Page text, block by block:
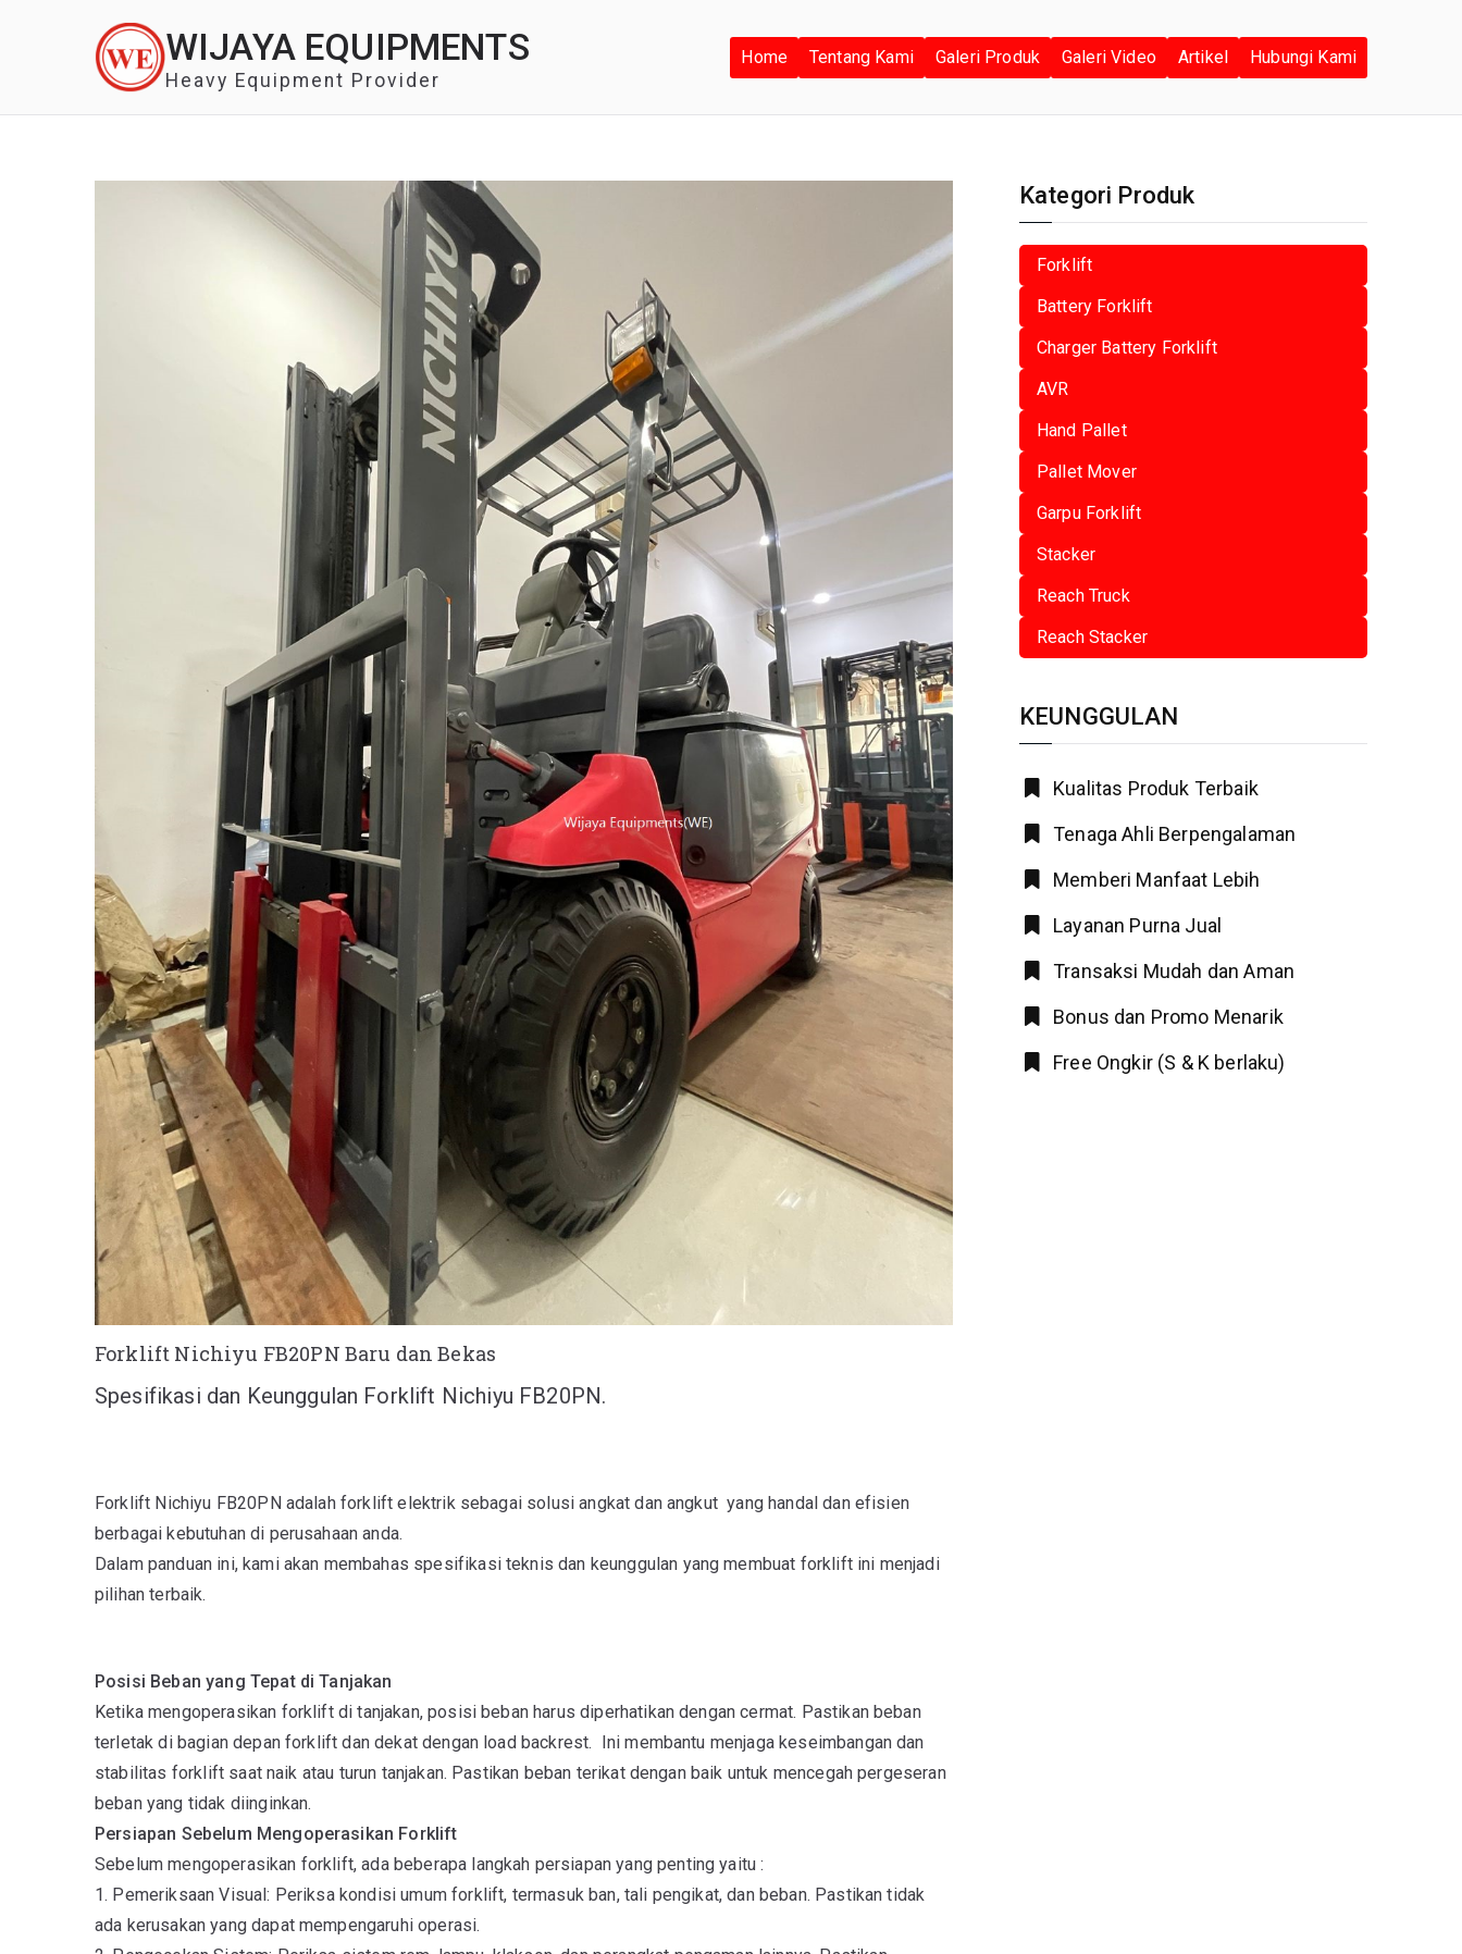
WIJAYA EQUIPMENTS
Heavy Equipment Provider
Home Tentang Kami Galeri Produk Galeri Video Artikel Hubungi Kami
Forklift Nichiyu FB20PN Baru dan Bekas
Spesifikasi dan Keunggulan Forklift Nichiyu FB20PN.
Forklift Nichiyu FB20PN adalah forklift elektrik sebagai solusi angkat dan angkut yang handal dan efisien
berbagai kebutuhan di perusahaan anda.
Dalam panduan ini, kami akan membahas spesifikasi teknis dan keunggulan yang membuat forklift ini menjadi
pilihan terbaik.
Posisi Beban yang Tepat di Tanjakan
Ketika mengoperasikan forklift di tanjakan, posisi beban harus diperhatikan dengan cermat. Pastikan beban
terletak di bagian depan forklift dan dekat dengan load backrest. Ini membantu menjaga keseimbangan dan
stabilitas forklift saat naik atau turun tanjakan. Pastikan beban terikat dengan baik untuk mencegah pergeseran
beban yang tidak diinginkan.
Persiapan Sebelum Mengoperasikan Forklift
Sebelum mengoperasikan forklift, ada beberapa langkah persiapan yang penting yaitu :
1. Pemeriksaan Visual: Periksa kondisi umum forklift, termasuk ban, tali pengikat, dan beban. Pastikan tidak
ada kerusakan yang dapat mempengaruhi operasi.
Kategori Produk
Forklift
Battery Forklift
Charger Battery Forklift
AVR
Hand Pallet
Pallet Mover
Garpu Forklift
Stacker
Reach Truck
Reach Stacker
KEUNGGULAN
Kualitas Produk Terbaik
Tenaga Ahli Berpengalaman
Memberi Manfaat Lebih
Layanan Purna Jual
Transaksi Mudah dan Aman
Bonus dan Promo Menarik
Free Ongkir (S & K berlaku)